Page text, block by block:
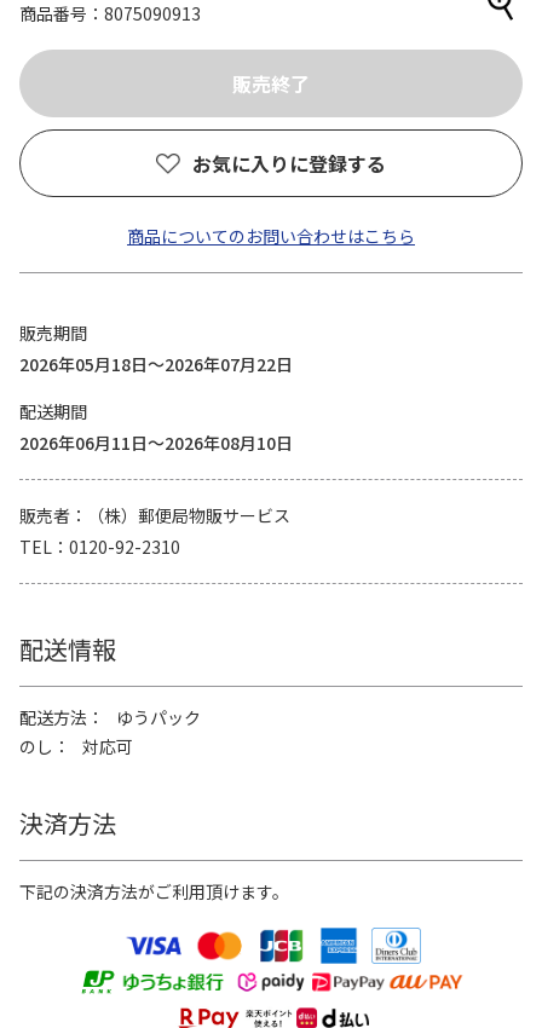
商品番号
8075090913
お気に入りに登録する
商品についてのお問い合わせはこちら
販売期間
2026年05月18日～2026年07月22日
配送期間
2026年06月11日～2026年08月10日
販売者
（株）郵便局物販サービス
TEL
0120-92-2310
配送情報
配送方法
ゆうパック
のし
対応可
決済方法
下記の決済方法がご利用頂けます。